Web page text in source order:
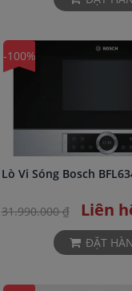
-100%
Lò Vi Sóng Bosch
31.990.000 ₫ Liên
ĐẶT